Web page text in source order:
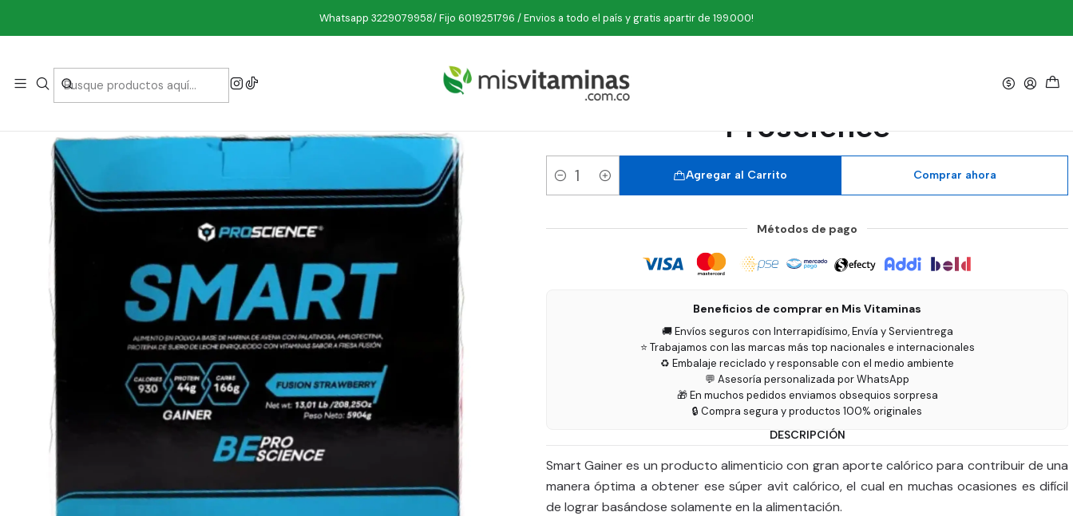
Whatsapp 3229079958/ Fijo 6019251796 / Envios a todo el país y gratis apartir de 199.000!
Inicio Deporte Proteinas Hipercaloricas Smart Gainer 13 libras Fresa Fusión Proscience
Smart Gainer 13 libras Fresa Fusión
Proscience
Cantidad
Agregar al Carrito Comprar ahora
Métodos de pago
Beneficios de comprar en Mis Vitaminas
🚚 Envíos seguros con Interrapidísimo, Envía y Servientrega
⭐ Trabajamos con las marcas más top nacionales e internacionales
♻️ Embalaje reciclado y responsable con el medio ambiente
💬 Asesoría personalizada por WhatsApp
🎁 En muchos pedidos enviamos obsequios sorpresa
🔒 Compra segura y productos 100% originales
DESCRIPCIÓN
Smart Gainer es un producto alimenticio con gran aporte calórico para contribuir de una
manera óptima a obtener ese súper avit calórico, el cual en muchas ocasiones es difícil
de lograr basándose solamente en la alimentación.